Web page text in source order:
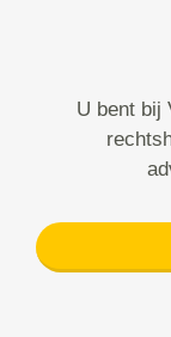
U bent bij